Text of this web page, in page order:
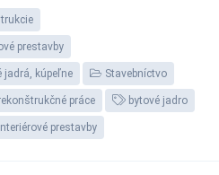
prestavby
jadrá, kúpeľne Stavebníctvo
práce bytové jadro
prestavby